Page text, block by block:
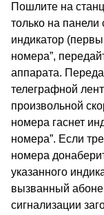
Пошлите на
только на панели
индикатор
номера”,
аппарата.
телеграфной
произвольной
номера гаснет
номера”. Если
номера
указанного
вызванный
сигнализации